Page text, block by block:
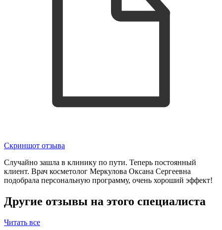
Скриншот отзыва
Случайно зашла в клинику по пути. Теперь постоянный
клиент. Врач косметолог Меркулова Оксана Сергеевна
подобрала персональную программу, очень хороший эффект!
Другие отзывы на этого специалиста
Читать все